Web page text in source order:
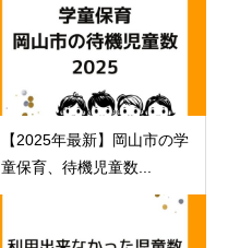
【2025年最新】岡山市の学
童保育、待機児童数...